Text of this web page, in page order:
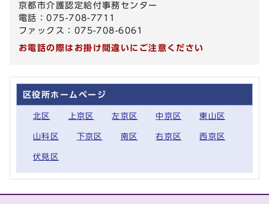
京都市介護認定給付事務センター
電話：075-708-7711
ファックス：075-708-6061
お電話の際はお掛け間違いにご注意ください
区役所ホームページ
北区 上京区 左京区 中京区 東山区
山科区 下京区 南区 右京区 西京区
伏見区